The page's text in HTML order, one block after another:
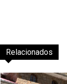
Relacionados